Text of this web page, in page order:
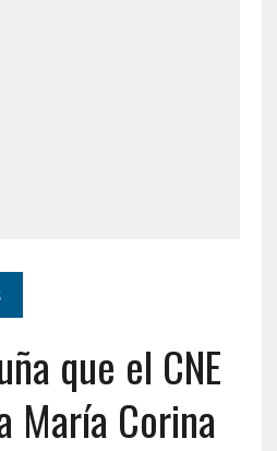
que el CNE
María Corina